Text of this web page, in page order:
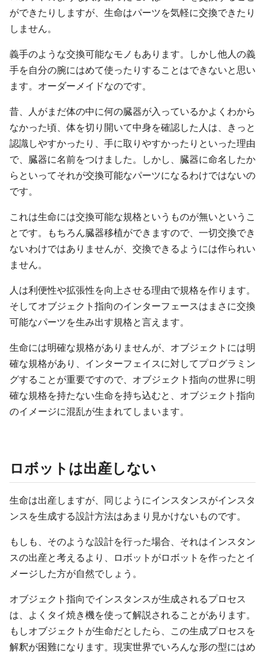
ができたりしますが、生命はパーツを気軽に交換できたり
しません。
義手のような交換可能なモノもあります。しかし他人の義
手を自分の腕にはめて使ったりすることはできないと思い
ます。オーダーメイドなのです。
昔、人がまだ体の中に何の臓器が入っているかよくわから
なかった頃、体を切り開いて中身を確認した人は、きっと
認識しやすかったり、手に取りやすかったりといった理由
で、臓器に名前をつけました。しかし、臓器に命名したか
らといってそれが交換可能なパーツになるわけではないの
です。
これは生命には交換可能な規格というものが無いというこ
とです。もちろん臓器移植ができますので、一切交換でき
ないわけではありませんが、交換できるようには作られい
ません。
人は利便性や拡張性を向上させる理由で規格を作ります。
そしてオブジェクト指向のインターフェースはまさに交換
可能なパーツを生み出す規格と言えます。
生命には明確な規格がありませんが、オブジェクトには明
確な規格があり、インターフェイスに対してプログラミン
グすることが重要ですので、オブジェクト指向の世界に明
確な規格を持たない生命を持ち込むと、オブジェクト指向
のイメージに混乱が生まれてしまいます。
ロボットは出産しない
生命は出産しますが、同じようにインスタンスがインスタ
ンスを生成する設計方法はあまり見かけないものです。
もしも、そのような設計を行った場合、それはインスタン
スの出産と考えるより、ロボットがロボットを作ったとイ
メージした方が自然でしょう。
オブジェクト指向でインスタンスが生成されるプロセス
は、よくタイ焼き機を使って解説されることがあります。
もしオブジェクトが生命だとしたら、この生成プロセスを
解釈が困難になります。現実世界でいろんな形の型にはめ